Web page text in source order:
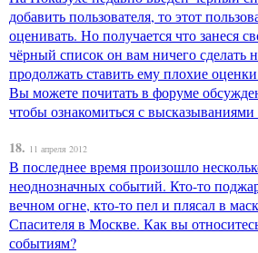
добавить пользователя, то этот
оценивать. Но получается что занеся
чёрный список он вам ничего сделать
продолжать ставить ему плохие
Вы можете почитать в форуме
чтобы ознакомиться с
18. 11 апреля 2012
В последнее время произошло
неоднозначных событий. Кто-то
вечном огне, кто-то пел и плясал в
Спасителя в Москве. Как вы
событиям?